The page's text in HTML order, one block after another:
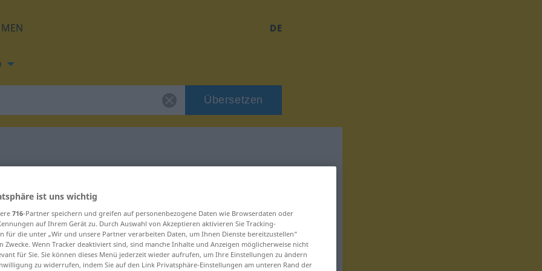
DE
Übersetzen
für "tadeln"
ist uns wichtig
716-Partner speichern und greifen auf personenbezogene Daten wie Browserdaten oder
auf Ihrem Gerät zu. Durch Auswahl von Akzeptieren aktivieren Sie Tracking-
für die unter „Wir und unsere Partner verarbeiten Daten, um Ihnen Dienste bereitzustellen“
Zwecke. Wenn Tracker deaktiviert sind, sind manche Inhalte und Anzeigen möglicherweise nicht
für Sie. Sie können dieses Menü jederzeit wieder aufrufen, um Ihre Einstellungen zu ändern
zu widerrufen, indem Sie auf den Link Privatsphäre-Einstellungen am unteren Rand der